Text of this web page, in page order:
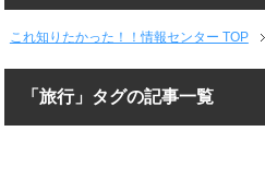
これ知りたかった！！情報センター TOP
「旅行」タグの記事一覧